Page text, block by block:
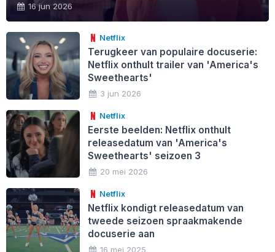
16 jun 2026
Netflix
Terugkeer van populaire docuserie:
Netflix onthult trailer van 'America's
Sweethearts'
3 jun 2026
Netflix
Eerste beelden: Netflix onthult
releasedatum van 'America's
Sweethearts' seizoen 3
20 mei 2026
Netflix
Netflix kondigt releasedatum van
tweede seizoen spraakmakende
docuserie aan
16 mei 2025